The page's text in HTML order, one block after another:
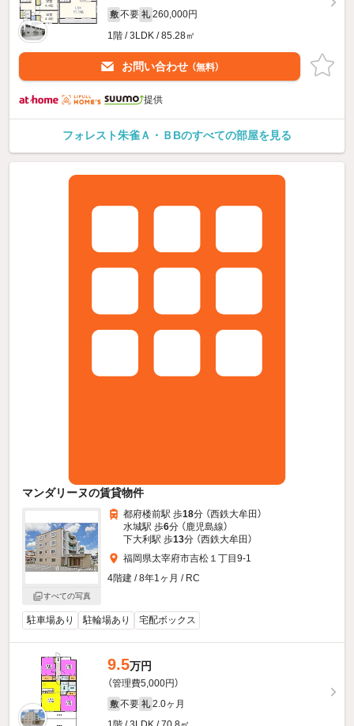
敷 不要 礼 260,000円
1階 / 3LDK / 85.28㎡
お問い合わせ （無料）
提供
フォレスト朱雀Ａ・ＢBのすべての部屋を見る
マンダリーヌの賃貸物件
すべての写真
都府楼前駅 歩18分 （西鉄大牟田）
水城駅 歩6分 （鹿児島線）
下大利駅 歩13分 （西鉄大牟田）
福岡県太宰府市吉松１丁目9-1
4階建 / 8年1ヶ月 / RC
駐車場あり 駐輪場あり 宅配ボックス
9.5万円
（管理費5,000円）
敷 不要 礼 2.0ヶ月